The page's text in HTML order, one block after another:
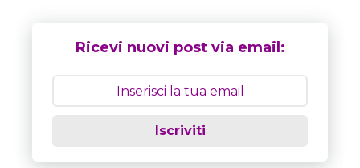
Ricevi nuovi post via email:
Iscriviti